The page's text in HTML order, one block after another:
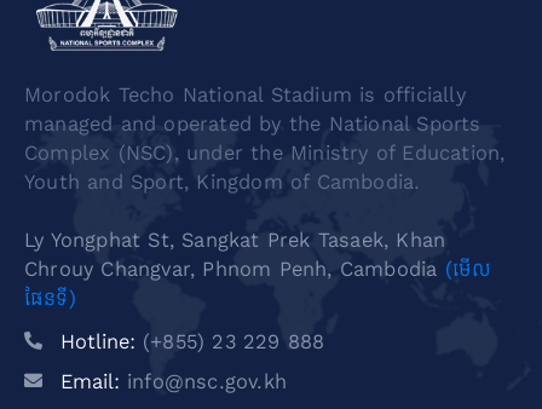
Morodok Techo National Stadium is officially
managed and operated by the National Sports
Complex (NSC), under the Ministry of Education,
Youth and Sport, Kingdom of Cambodia.
Ly Yongphat St, Sangkat Prek Tasaek, Khan
Chrouy Changvar, Phnom Penh, Cambodia (មើល
ផែនទី)
Hotline: (+855) 23 229 888
Email: info@nsc.gov.kh